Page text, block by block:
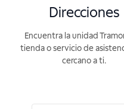
Direcciones
Encuentra la unidad
tienda o servicio de
cercano a ti.